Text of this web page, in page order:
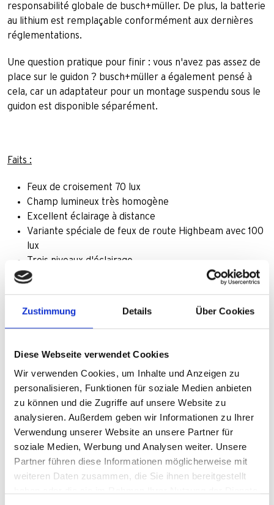
Zustimmung Details Über Cookies
Diese Webseite verwendet Cookies
Wir verwenden Cookies, um Inhalte und Anzeigen zu
personalisieren, Funktionen für soziale Medien anbieten
zu können und die Zugriffe auf unsere Website zu
analysieren. Außerdem geben wir Informationen zu Ihrer
Verwendung unserer Website an unsere Partner für
soziale Medien, Werbung und Analysen weiter. Unsere
Partner führen diese Informationen möglicherweise mit
weiteren Daten zusammen, die Sie ihnen bereitgestellt
responsabilité globale de busch+müller. De plus, la batterie
au lithium est remplaçable conformément aux dernières
réglementations.
Une question pratique pour finir : vous n'avez pas assez de
place sur le guidon ? busch+müller a également pensé à
cela, car un adaptateur pour un montage suspendu sous le
guidon est disponible séparément.
Faits :
Feux de croisement 70 lux
Champ lumineux très homogène
Excellent éclairage à distance
Variante spéciale de feux de route Highbeam avec 100
lux
Trois niveaux d'éclairage
Successeur du phare à batterie Core très apprécié
Friendly : batterie lithium remplaçable
Core 2, type 181
Prix de vente conseillé : à partir de 59,95 €
Core Highbeam avec feux de route, type 181H
Liste des téléchargements